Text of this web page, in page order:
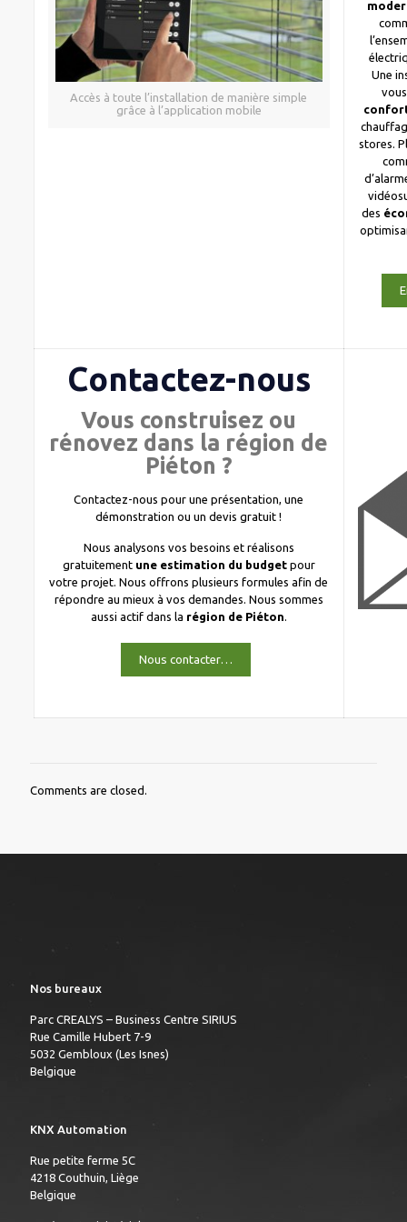
Accès à toute l’installation de manière simple
grâce à l’application mobile
Une
stores.
des
Contactez-nous
Vous construisez ou
rénovez dans la région de
Piéton ?
Contactez-nous pour une présentation, une
démonstration ou un devis gratuit !
Nous analysons vos besoins et réalisons
gratuitement une estimation du budgetpour
votre projet. Nous offrons plusieurs formules afin de
répondre au mieux à vos demandes. Nous sommes
aussi actif dans la région de Piéton.
Nous contacter…
Comments are closed.
Nos bureaux
Parc CREALYS – Business Centre SIRIUS
Rue Camille Hubert 7-9
5032 Gembloux (Les Isnes)
Belgique
KNX Automation
Rue petite ferme 5C
4218 Couthuin, Liège
Belgique